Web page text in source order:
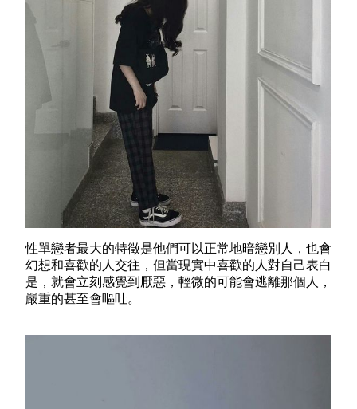
性單戀者最大的特徵是他們可以正常地暗戀別人，也會
幻想和喜歡的人交往，但當現實中喜歡的人對自己表白
是，就會立刻感覺到厭惡，輕微的可能會逃離那個人，
嚴重的甚至會嘔吐。